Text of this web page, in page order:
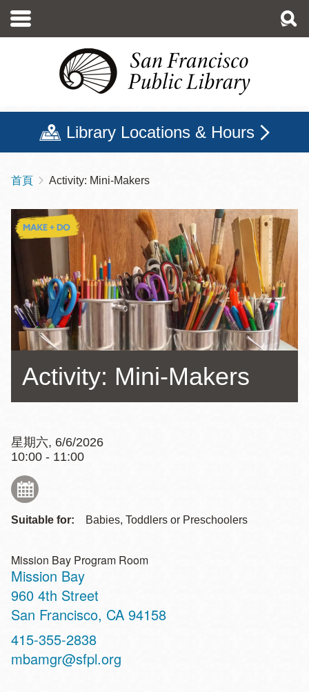
至
Library Locations & Hours
導
航
連
結
首頁 Activity: Mini-Makers
Activity: Mini-Makers
星期六, 6/6/2026
10:00 - 11:00
Suitable for: Babies, Toddlers or Preschoolers
Mission Bay Program Room
Mission Bay
Address
960 4th Street
San Francisco, CA 94158
Contact
Telephone
415-355-2838
mbamgr@sfpl.org